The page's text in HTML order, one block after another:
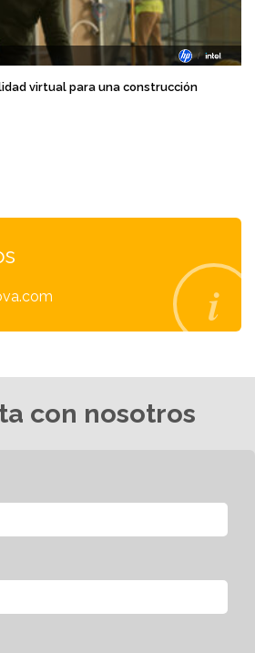
virtual para una construcción
con nosotros